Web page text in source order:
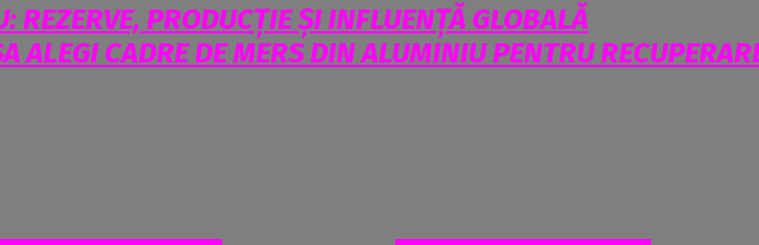
REZERVE, PRODUCȚIE ȘI INFLUENȚĂ GLOBALĂ
ALEGI CADRE DE MERS DIN ALUMINIU PENTRU